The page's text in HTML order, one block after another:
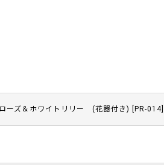
ーズ＆ホワイトリリー (花器付き) PR-014]